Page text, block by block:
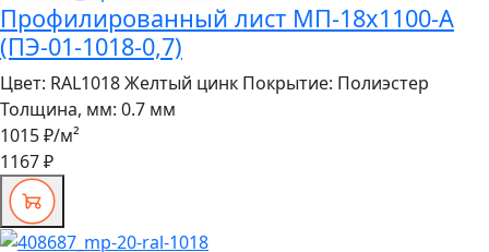
Профилированный лист МП-18x1100-A
(ПЭ-01-1018-0,7)
Цвет: RAL1018 Желтый цинк Покрытие: Полиэстер
Толщина, мм: 0.7 мм
1015 ₽/м²
1167 ₽